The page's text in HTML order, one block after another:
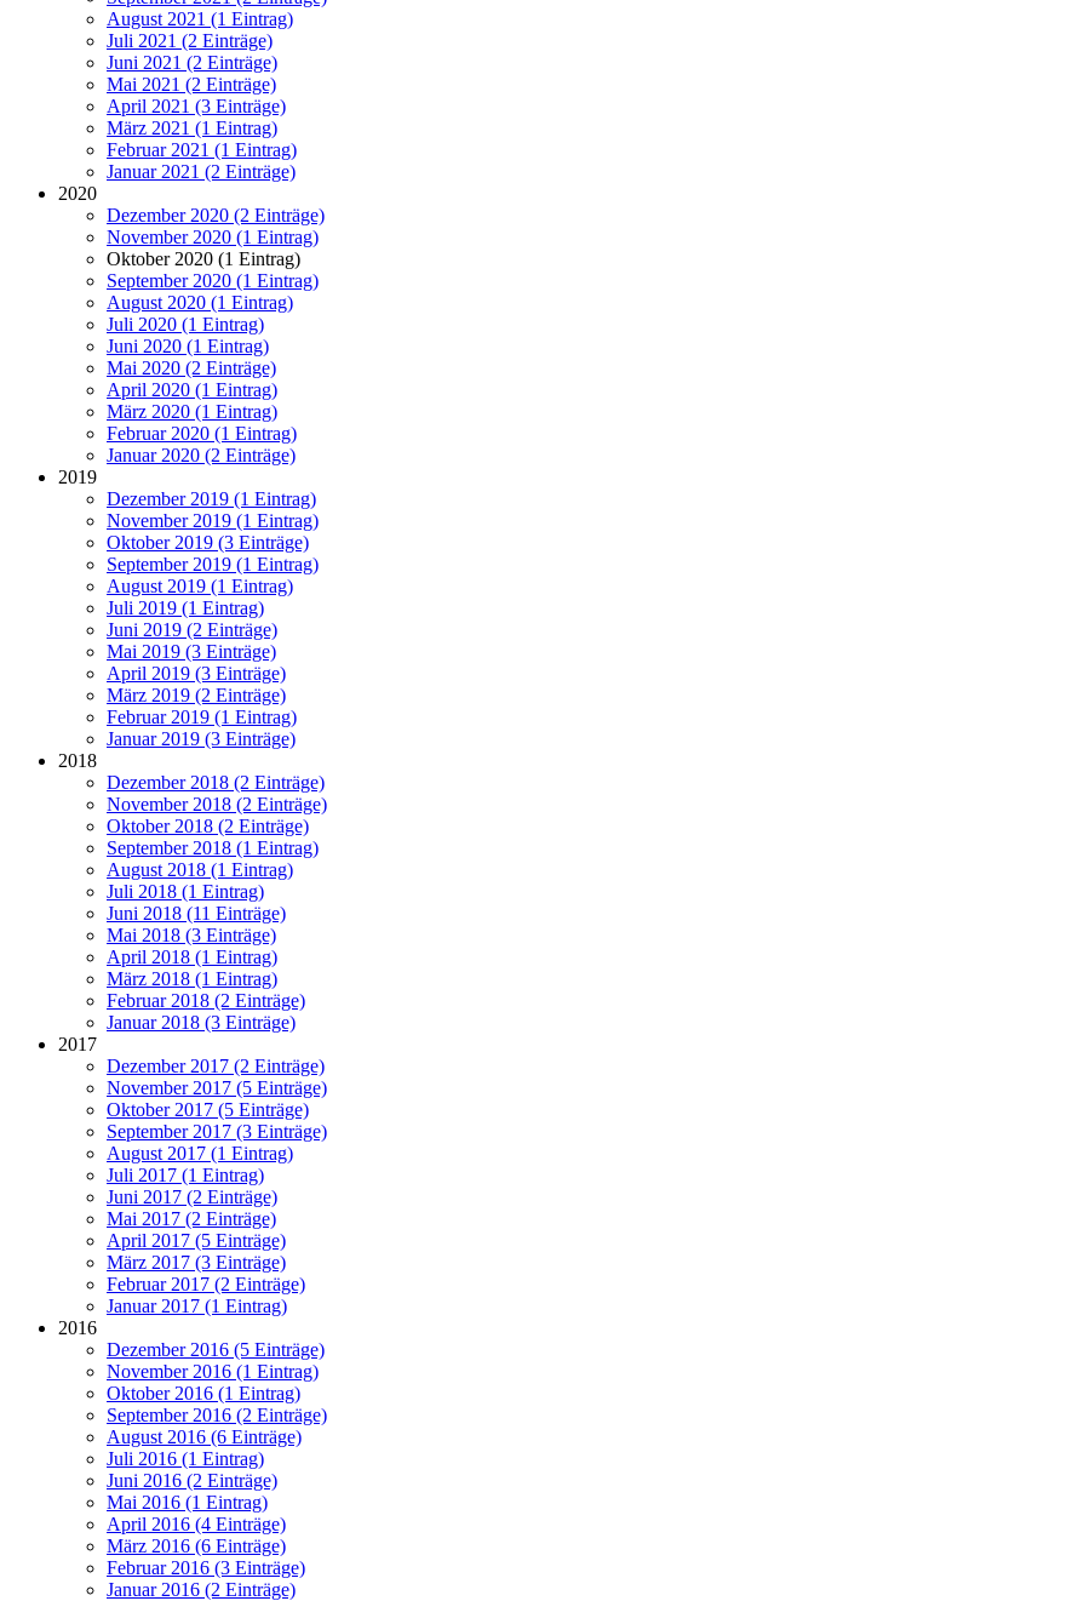
August 2021 (1 Eintrag)
Juli 2021 (2 Einträge)
Juni 2021 (2 Einträge)
Mai 2021 (2 Einträge)
April 2021 (3 Einträge)
März 2021 (1 Eintrag)
Februar 2021 (1 Eintrag)
Januar 2021 (2 Einträge)
2020
Dezember 2020 (2 Einträge)
November 2020 (1 Eintrag)
Oktober 2020 (1 Eintrag)
September 2020 (1 Eintrag)
August 2020 (1 Eintrag)
Juli 2020 (1 Eintrag)
Juni 2020 (1 Eintrag)
Mai 2020 (2 Einträge)
April 2020 (1 Eintrag)
März 2020 (1 Eintrag)
Februar 2020 (1 Eintrag)
Januar 2020 (2 Einträge)
2019
Dezember 2019 (1 Eintrag)
November 2019 (1 Eintrag)
Oktober 2019 (3 Einträge)
September 2019 (1 Eintrag)
August 2019 (1 Eintrag)
Juli 2019 (1 Eintrag)
Juni 2019 (2 Einträge)
Mai 2019 (3 Einträge)
April 2019 (3 Einträge)
März 2019 (2 Einträge)
Februar 2019 (1 Eintrag)
Januar 2019 (3 Einträge)
2018
Dezember 2018 (2 Einträge)
November 2018 (2 Einträge)
Oktober 2018 (2 Einträge)
September 2018 (1 Eintrag)
August 2018 (1 Eintrag)
Juli 2018 (1 Eintrag)
Juni 2018 (11 Einträge)
Mai 2018 (3 Einträge)
April 2018 (1 Eintrag)
März 2018 (1 Eintrag)
Februar 2018 (2 Einträge)
Januar 2018 (3 Einträge)
2017
Dezember 2017 (2 Einträge)
November 2017 (5 Einträge)
Oktober 2017 (5 Einträge)
September 2017 (3 Einträge)
August 2017 (1 Eintrag)
Juli 2017 (1 Eintrag)
Juni 2017 (2 Einträge)
Mai 2017 (2 Einträge)
April 2017 (5 Einträge)
März 2017 (3 Einträge)
Februar 2017 (2 Einträge)
Januar 2017 (1 Eintrag)
2016
Dezember 2016 (5 Einträge)
November 2016 (1 Eintrag)
Oktober 2016 (1 Eintrag)
September 2016 (2 Einträge)
August 2016 (6 Einträge)
Juli 2016 (1 Eintrag)
Juni 2016 (2 Einträge)
Mai 2016 (1 Eintrag)
April 2016 (4 Einträge)
März 2016 (6 Einträge)
Februar 2016 (3 Einträge)
Januar 2016 (2 Einträge)